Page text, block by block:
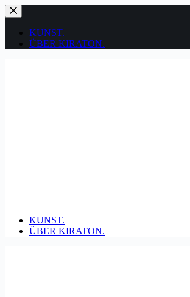
Zum
Inhalt
springenKUNST.
ÜBER KIRATON.
KUNST.
ÜBER KIRATON.